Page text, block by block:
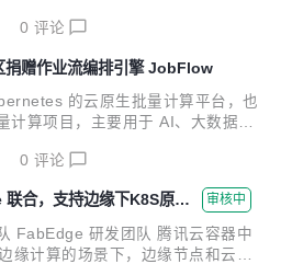
能、安全与隐私保护等方面的基本
小，边缘计算可以分为两⼤类：
络条件差，业务单⼀，数量庞⼤，
区，车联网，无人机等。 重边缘：
MEC，工业互联网，智慧城市
0 评论
赠作业流编排引擎 JobFlow
的云原生批量计算平台，也
计算项目，主要用于 AI、大数据、
性能负载的调度策略、完善的作业
理、面向高性能负载的性能优化等
落地应用。 目前 Volcano 已经支
架，包括 MindSpore、TensorFlo
、飞桨、Spark、Flink、HOR
0 评论
合，支持边缘下K8S原生S
审核中
FabEdge 研发团队 腾讯云容器中
缘计算的场景下，边缘节点和云端